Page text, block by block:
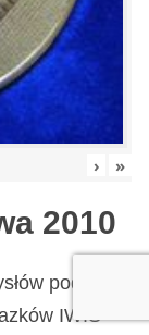
› »
2010
podczas
IWIS